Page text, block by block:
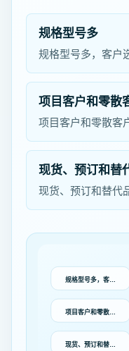
规格型号多
规格型号多，客户
项目客户和零散
项目客户和零散客
现货、预订和替
现货、预订和替代
规格型号多，客…
项目客户和零散…
现货、预订和替…